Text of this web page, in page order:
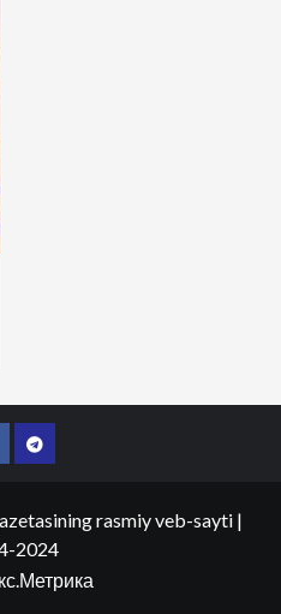
Telegram
rasmiy veb-sayti |
2024